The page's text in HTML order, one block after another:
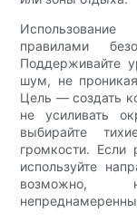
правилами
Поддерживайте
шум, не
Цель — создать
не усиливать
выбирайте
громкости. Если
используйте
возможно,